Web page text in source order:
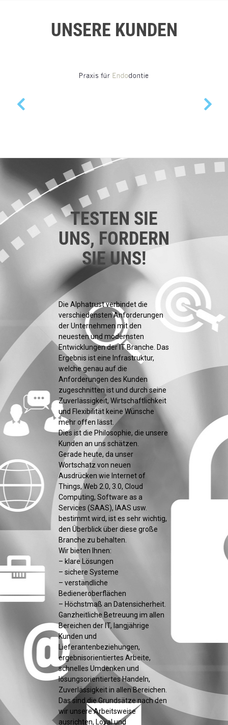
UNSERE KUNDEN
TESTEN SIE
UNS, FORDERN
SIE UNS!
Die Alphatrust verbindet die
verschiedensten Anforderungen
der Unternehmen mit den
neuesten und modernsten
Entwicklungen der IT Branche. Das
Ergebnis ist eine Infrastruktur,
welche genau auf die
Anforderungen des Kunden
zugeschnitten ist und durch seine
Zuverlässigkeit, Wirtschaftlichkeit
und Flexibilität keine Wünsche
mehr offen lässt.
Dies ist die Philosophie, die unsere
Kunden an uns schätzen.
Gerade heute, da unser
Wortschatz von neuen
Ausdrücken wie Internet of
Things, Web 2.0, 3.0, Cloud
Computing, Software as a
Services (SAAS), IAAS usw.
bestimmt wird, ist es sehr wichtig,
den Überblick über diese große
Branche zu behalten.
Wir bieten Ihnen:
– klare Lösungen
– sichere Systeme
– verständliche
Bedieneroberflächen
– Höchstmaß an Datensicherheit.
Ganzheitliche Betreuung im allen
Bereichen der IT, langjährige
Kunden und
Lieferantenbeziehungen,
ergebnisorientiertes Arbeite,
schnelles Umdenken und
lösungsorientiertes Handeln,
Zuverlässigkeit in allen Bereichen.
Das sind die Grundsätze nach den
wir unsere Arbeitsweise
ausrichten, Loyal und